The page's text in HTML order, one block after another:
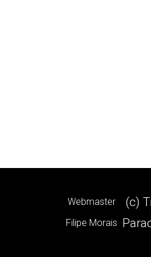
Webmaster
Filipe Morais
(c)